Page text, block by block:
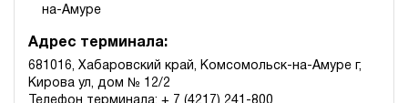
на-Амуре
Адрес терминала:
681016, Хабаровский край, Комсомольск-на-Амуре г,
Кирова ул, дом № 12/2